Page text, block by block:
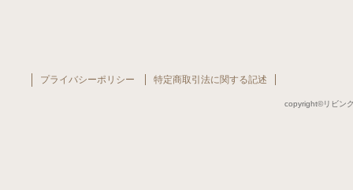
copyright©リビン
プライバシーポリシー 特定商取引法に関する記述